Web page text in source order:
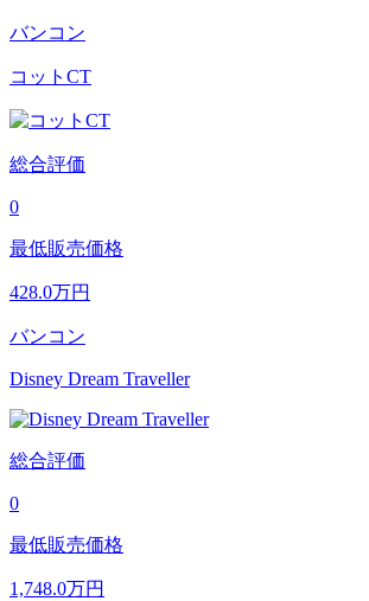
バンコン
コットCT
総合評価
0
最低販売価格
428.0万円
バンコン
Disney Dream Traveller
総合評価
0
最低販売価格
1,748.0万円